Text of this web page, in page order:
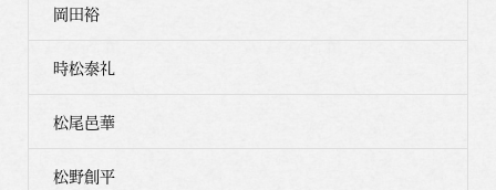
岡田裕
時松泰礼
松尾邑華
松野創平